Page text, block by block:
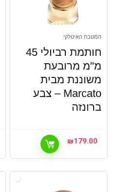
המטבח האיטלקי
חותמת רביולי 45
מ"מ מרובעת
משוננת מבית
Marcato – צבע
ברונזה
₪179.00